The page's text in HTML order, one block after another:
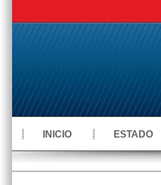
INICIO ESTADO